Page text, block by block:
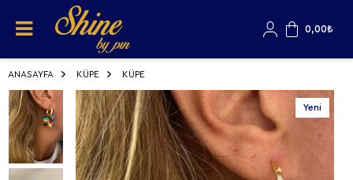
0,00₺
ANASAYFA KÜPE KÜPE
Yeni